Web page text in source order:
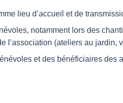
lieu d’accueil et de
notamment lors des
l’association (ateliers au jardin,
et des bénéficiaires des